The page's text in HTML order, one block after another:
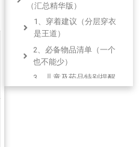
（汇总精华版）
1、穿着建议（分层穿衣
是王道）
2、必备物品清单（一个
也不能少）
3、儿童及药品特别提醒
（有备无患）